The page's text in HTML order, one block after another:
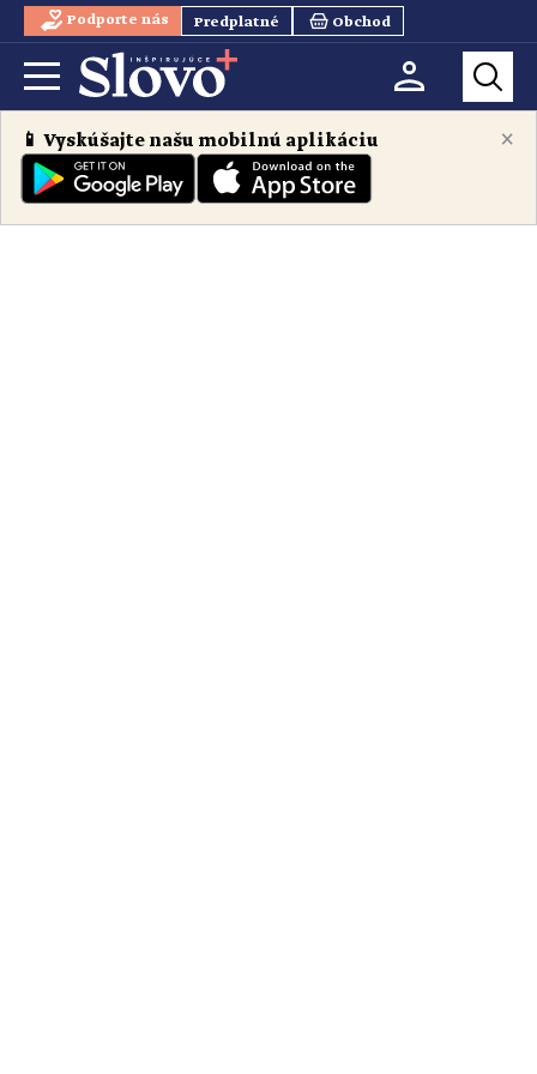
Podporte nás Predplatné Obchod
×
📱 Vyskúšajte našu mobilnú aplikáciu